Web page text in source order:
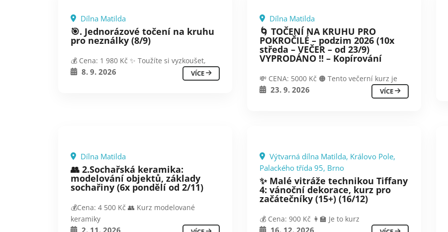
VŠECHNY KERAMICKÉ KURZY
JEDNODENNÍ
Dílna Matilda
🎯. Jednorázové točení na kruhu
pro neználky (8/9)
💰 Cena: 1 980 Kč ✨ Toužíte si vyzkoušet,
8. 9. 2026 VÍCE
TOČENÍ NA KRUHU
KURZY
Dílna Matilda
🌀 TOČENÍ NA KRUHU PRO
POKROČILÉ – podzim 2026 (10x
středa – VEČER – od 23/9)
VYPRODÁNO !! – Kopírování
💸 CENA: 5000 Kč 🟠 Tento večerní kurz je
23. 9. 2026 VÍCE
VŠECHNY KERAMICKÉ KURZY
DLOUHODOBÉ
Dílna Matilda
👥 2.Sochařská keramika:
modelování objektů, základy
sochařiny (6x pondělí od 2/11)
💰Cena: 4 500 Kč 👥 Kurz modelované
keramiky
2. 11. 2026
VÝTVARNÉ A ŘEMESLNÉ KURZY
SKLÁŘSKÁ
DÍLNA
Výtvarná dílna Matilda, Královo Pole,
Palackého třída 95, Brno
✨ Malé vitráže technikou Tiffany
4: vánoční dekorace, kurz pro
začátečníky (15+) (16/12)
💰 Cena: 900 Kč 👩‍🏫 Je to kurz
16. 12. 2026